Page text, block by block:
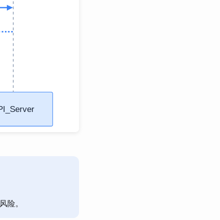
。